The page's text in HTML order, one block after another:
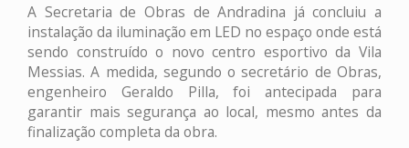
A Secretaria de Obras de Andradina já concluiu a
instalação da iluminação em LED no espaço onde está
sendo construído o novo centro esportivo da Vila
Messias. A medida, segundo o secretário de Obras,
engenheiro Geraldo Pilla, foi antecipada para
garantir mais segurança ao local, mesmo antes da
finalização completa da obra.